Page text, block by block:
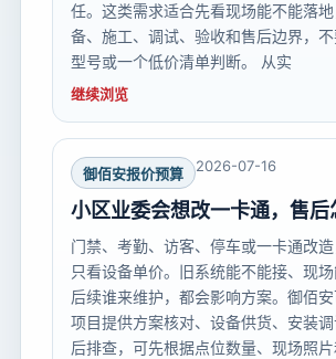
任。这类需求适合先看现场能不能落
备、施工、调试、验收和售后边界，
型号或一个低价清单判断。 从实
继续浏览
御佰安报价预算 2026-07-16
小区业委会想改一卡通，售后
门禁、考勤、访客、停车或一卡通改
只看设备单价。旧系统能不能接、现场
后续谁来维护，都会影响方案。御佰
项目提供方案核对、设备供货、安装
后排查，可先根据点位数量、现场照